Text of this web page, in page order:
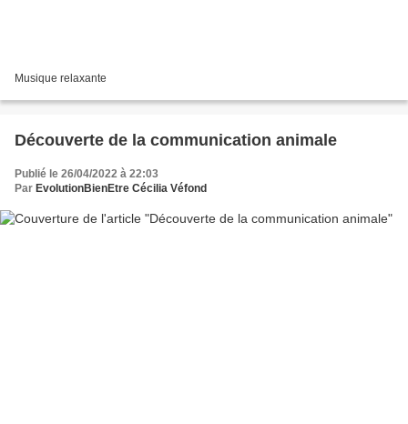
Musique relaxante
Découverte de la communication animale
Publié le 26/04/2022 à 22:03
Par EvolutionBienEtre Cécilia Véfond